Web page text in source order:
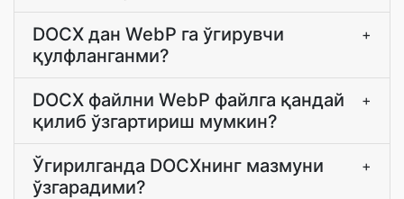
DOCX дан WebP га ўгирувчи
қулфланганми?
+
DOCX файлни WebP файлга қандай
қилиб ўзгартириш мумкин?
+
Ўгирилганда DOCXнинг мазмуни
ўзгарадими?
+